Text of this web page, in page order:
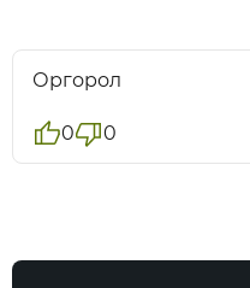
Оргорол
0 0